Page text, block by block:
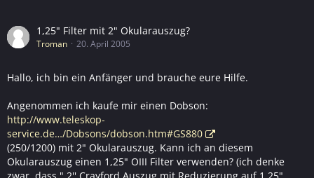
1,25" Filter mit 2" Okularauszug?
Troman 20. April 2005
Hallo, ich bin ein Anfänger und brauche eure Hilfe.
Angenommen ich kaufe mir einen Dobson:
http://www.teleskop-
service.de…/Dobsons/dobson.htm#GS880
(250/1200) mit 2" Okularauszug. Kann ich an diesem
Okularauszug einen 1,25" OIII Filter verwenden? (ich denke